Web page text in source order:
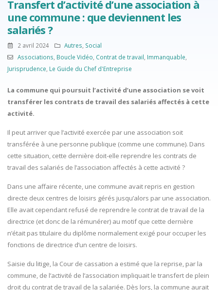
Transfert d’activité d’une association à
une commune : que deviennent les
salariés ?
2 avril 2024 Autres Social
Associations Boucle Vidéo Contrat de travail Immanquable
Jurisprudence Le Guide du Chef d'Entreprise
La commune qui poursuit l’activité d’une association se voit
transférer les contrats de travail des salariés affectés à cette
activité.
Il peut arriver que l’activité exercée par une association soit
transférée à une personne publique (comme une commune). Dans
cette situation, cette dernière doit-elle reprendre les contrats de
travail des salariés de l’association affectés à cette activité ?
Dans une affaire récente, une commune avait repris en gestion
directe deux centres de loisirs gérés jusqu’alors par une association.
Elle avait cependant refusé de reprendre le contrat de travail de la
directrice (et donc de la rémunérer) au motif que cette dernière
n’était pas titulaire du diplôme normalement exigé pour occuper les
fonctions de directrice d’un centre de loisirs.
Saisie du litige, la Cour de cassation a estimé que la reprise, par la
commune, de l’activité de l’association impliquait le transfert de plein
droit du contrat de travail de la salariée. Dès lors, la commune aurait